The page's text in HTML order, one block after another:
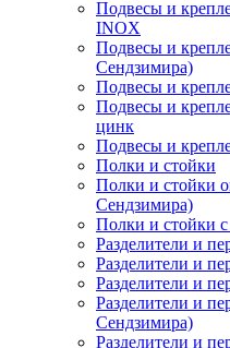
Подвесы и
INOX
Подвесы и
Сендзимира)
Подвесы и
Подвесы и
цинк
Подвесы и
Полки и стойки
Полки и стойки
Сендзимира)
Полки и стойки
Разделители и
Разделители и
Разделители и
Разделители и
Сендзимира)
Разделители и